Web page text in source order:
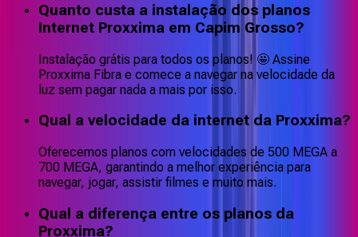
Quanto custa a instalação dos planos
Internet Proxxima em Capim Grosso?
Instalação grátis para todos os planos! 🤩 Assine
Proxxima Fibra e comece a navegar na velocidade da
luz sem pagar nada a mais por isso.
Qual a velocidade da internet da Proxxima?
Oferecemos planos com velocidades de 500 MEGA a
700 MEGA, garantindo a melhor experiência para
navegar, jogar, assistir filmes e muito mais.
Qual a diferença entre os planos da
Proxxima?